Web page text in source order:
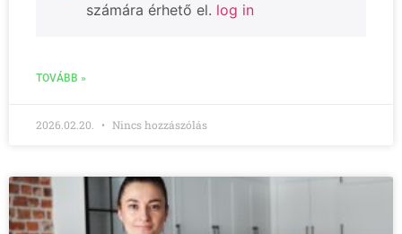
számára érhető el. log in
TOVÁBB »
2026.02.20. Nincs hozzászólás